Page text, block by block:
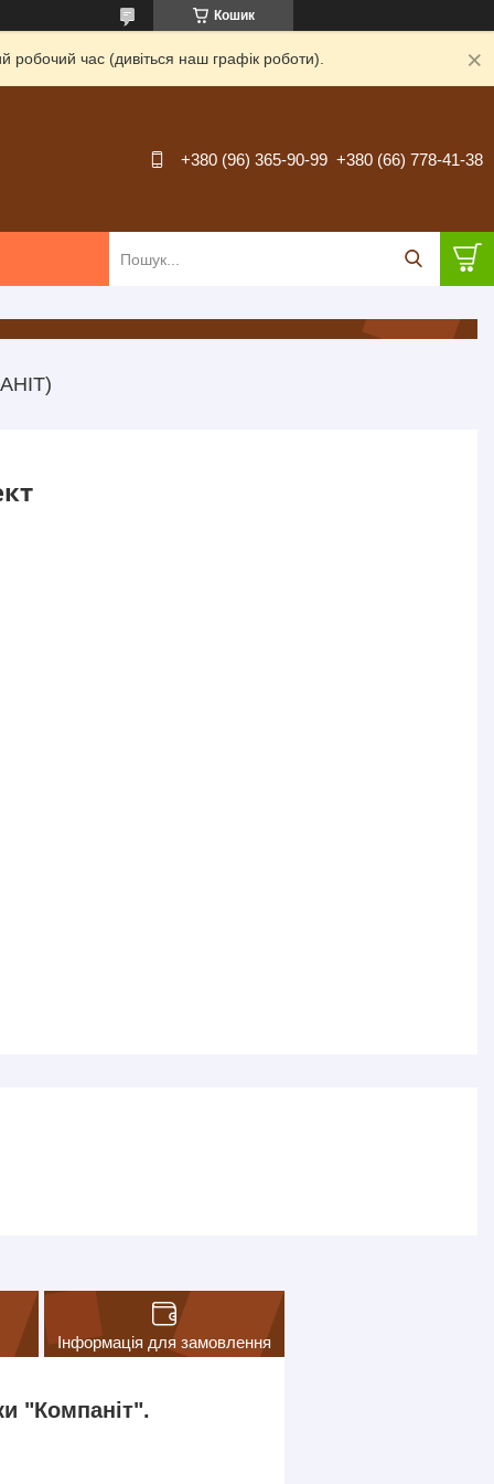
Кошик
час (дивіться наш графік роботи).
+380 (96) 365-90-99 +380 (66) 778-41-38
Інформація для замовлення
"Компаніт".